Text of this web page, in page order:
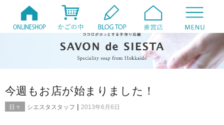
今週もお店が始まりました！
日々 シエスタスタッフ | 2013年6月6日